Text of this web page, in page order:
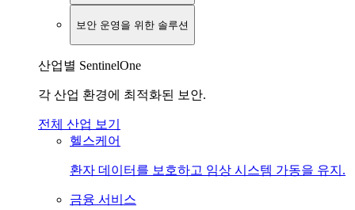
보안 운영을 위한 솔루션
산업별 SentinelOne
각 산업 환경에 최적화된 보안.
전체 산업 보기
헬스케어
환자 데이터를 보호하고 임상 시스템 가동을 유지.
금융 서비스